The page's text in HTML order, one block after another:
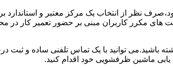
نظر از انتخاب یک مرکز معتبر و استاندارد
های مکرر کاربران مبنی بر حضور تعمیر کار
باشید.می توانید با یک تماس تلفنی ساده و
ماشین ظرفشویی خود اقدام کنید.